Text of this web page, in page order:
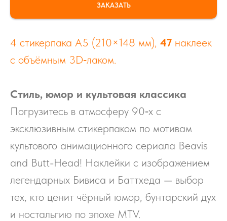
ЗАКАЗАТЬ
4 стикерпака А5 (210×148 мм), 47 наклеек
с объёмным 3D‑лаком.
Стиль, юмор и культовая классика
Погрузитесь в атмосферу 90‑х с
эксклюзивным стикерпаком по мотивам
культового анимационного сериала Beavis
and Butt-Head! Наклейки с изображением
легендарных Бивиса и Баттхеда — выбор
тех, кто ценит чёрный юмор, бунтарский дух
и ностальгию по эпохе MTV.